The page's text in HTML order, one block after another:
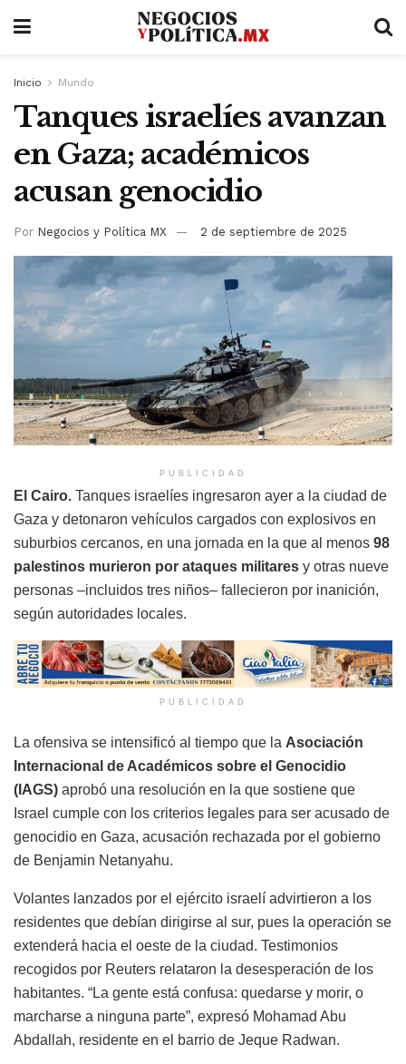
Inicio Mundo
Tanques israelíes avanzan
en Gaza; académicos
acusan genocidio
Por Negocios y Política MX 2 de septiembre de 2025
PUBLICIDAD
El Cairo. Tanques israelíes ingresaron ayer a la ciudad de
Gaza y detonaron vehículos cargados con explosivos en
suburbios cercanos, en una jornada en la que al menos 98
palestinos murieron por ataques militares y otras nueve
personas –incluidos tres niños– fallecieron por inanición,
según autoridades locales.
PUBLICIDAD
La ofensiva se intensificó al tiempo que la Asociación
Internacional de Académicos sobre el Genocidio
(IAGS) aprobó una resolución en la que sostiene que
Israel cumple con los criterios legales para ser acusado de
genocidio en Gaza, acusación rechazada por el gobierno
de Benjamin Netanyahu.
Volantes lanzados por el ejército israelí advirtieron a los
residentes que debían dirigirse al sur, pues la operación se
extenderá hacia el oeste de la ciudad. Testimonios
recogidos por Reuters relataron la desesperación de los
habitantes. “La gente está confusa: quedarse y morir, o
marcharse a ninguna parte”, expresó Mohamad Abu
Abdallah, residente en el barrio de Jeque Radwan.